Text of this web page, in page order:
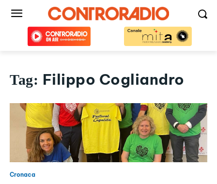
Tag: Filippo Cogliandro
Cronaca